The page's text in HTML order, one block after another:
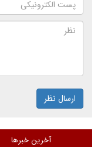
ارسال نظر
آخرین خبرها